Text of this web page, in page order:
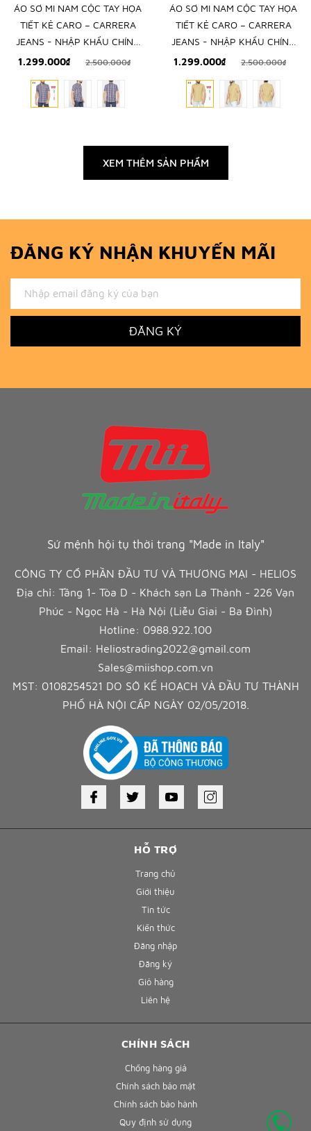
ÁO SƠ MI NAM CỘC TAY HỌA
TIẾT KẺ CARO – CARRERA
JEANS - NHẬP KHẨU CHÍNH
NGẠCH TỪ Ý
1.299.000₫ 2.500.000₫
ÁO SƠ MI NAM CỘC TAY HỌA
TIẾT KẺ CARO – CARRERA
JEANS - NHẬP KHẨU CHÍNH
NGẠCH TỪ Ý
1.299.000₫ 2.500.000₫
XEM THÊM SẢN PHẨM
ĐĂNG KÝ NHẬN KHUYẾN MÃI
ĐĂNG KÝ
HỖ TRỢ
Trang chủ
Giới thiệu
Tin tức
Kiến thức
Đăng nhập
Đăng ký
Giỏ hàng
Liên hệ
Sứ mệnh hội tụ thời trang "Made in Italy"
CÔNG TY CỔ PHẦN ĐẦU TƯ VÀ THƯƠNG MẠI - HELIOS
Địa chỉ: Tầng 1- Tòa D - Khách sạn La Thành - 226 Vạn
Phúc - Ngọc Hà - Hà Nội (Liễu Giai - Ba Đình)
Hotline: 0988.922.100
Email: Heliostrading2022@gmail.com
Sales@miishop.com.vn
MST: 0108254521 DO SỞ KẾ HOẠCH VÀ ĐẦU TƯ THÀNH
PHỐ HÀ NỘI CẤP NGÀY 02/05/2018.
CHÍNH SÁCH
Chống hàng giả
Chính sách bảo mật
Chính sách bảo hành
Quy định sử dụng